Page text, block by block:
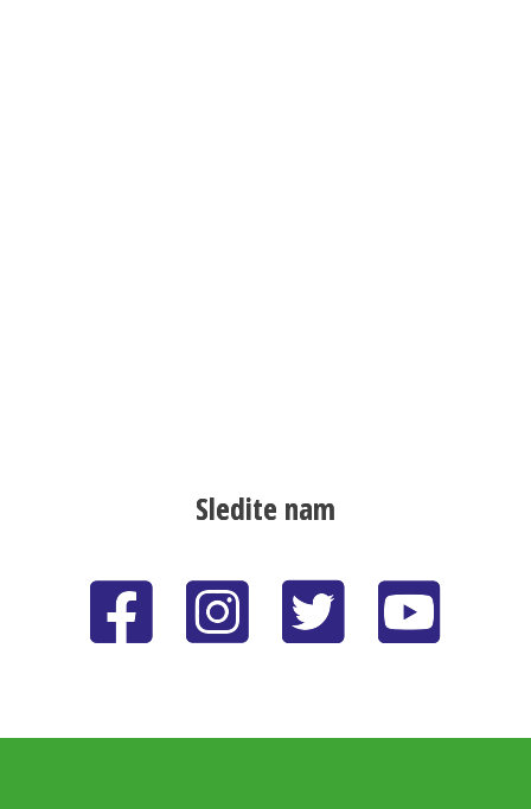
Sledite nam